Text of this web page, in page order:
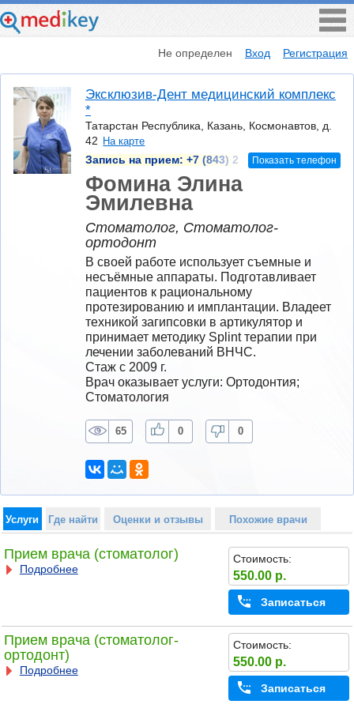
Не определен Вход Регистрация
Эксклюзив-Дент медицинский комплекс
*
Татарстан Республика, Казань, Космонавтов, д.
42 На карте
Запись на прием: +7 (843) 2 Показать телефон
Фомина Элина
Эмилевна
Стоматолог, Стоматолог-
ортодонт
В своей работе использует съемные и
несъёмные аппараты. Подготавливает
пациентов к рациональному
протезированию и имплантации. Владеет
техникой загипсовки в артикулятор и
принимает методику Splint терапии при
лечении заболеваний ВНЧС.
Стаж с 2009 г.
Врач оказывает услуги: Ортодонтия;
Стоматология
65 0 0
Услуги Где найти Оценки и отзывы Похожие врачи
Прием врача (стоматолог)
Подробнее
Стоимость:
550.00 р.
Записаться
Прием врача (стоматолог-
ортодонт)
Подробнее
Стоимость:
550.00 р.
Записаться